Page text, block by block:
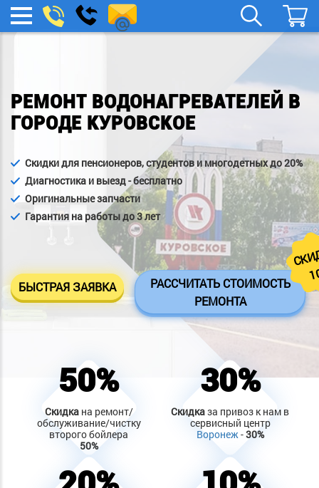
МЕНЮ
boylera@yandex.ru
Заказать
звонок
РЕМОНТ ВОДОНАГРЕВАТЕЛЕЙ В
ГОРОДЕ КУРОВСКОЕ
Скидки для пенсионеров, студентов и многодетных до 20%
Диагностика и выезд - бесплатно
Оригинальные запчасти
Гарантия на работы до 3 лет
БЫСТРАЯ ЗАЯВКА
РАССЧИТАТЬ СТОИМОСТЬ
РЕМОНТА
50%
Скидкана ремонт/
обслуживание/чистку
второго бойлера
50%
30%
Скидказа привоз к нам в
сервисный центр
Воронеж-30%